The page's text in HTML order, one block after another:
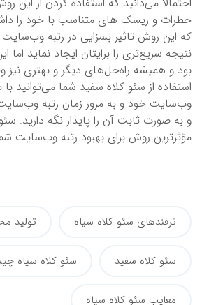
خطرات و ریسک های متناسب با خود را
که این روش تاثیر بسزایی در رتبه
نتیجه سریع‌تری را برایتان ایجاد نماید اما
بود و همیشه راه‌حل‌های دیگر و بهتری نیز
استفاده از سئو کلاه سفید شما می‌توانید
وب‌سایت خود و به ‌مرور زمان رتبه
و به ‌صورت ثابت آن را پایدار نگه دارید.
مؤثرترین روش برای بهبود رتبه وب‌سایت
ترفندهای سئو کلاه سیاه تولید
سئو کلاه سفید سئو کلاه سیاه
معایب سئو کلاه سیاه